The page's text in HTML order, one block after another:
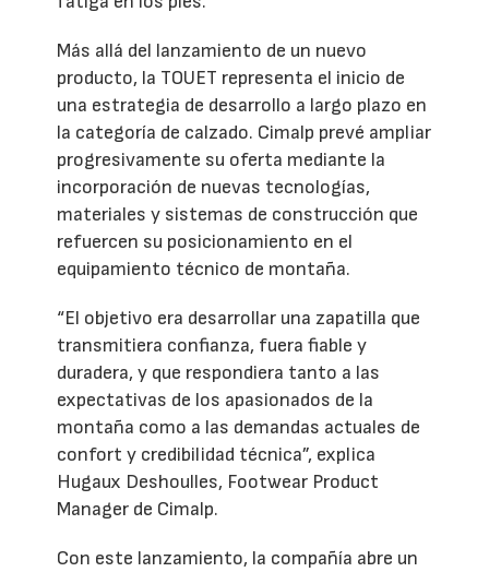
Más allá del lanzamiento de un nuevo
producto, la TOUET representa el inicio de
una estrategia de desarrollo a largo plazo en
la categoría de calzado. Cimalp prevé ampliar
progresivamente su oferta mediante la
incorporación de nuevas tecnologías,
materiales y sistemas de construcción que
refuercen su posicionamiento en el
equipamiento técnico de montaña.
“El objetivo era desarrollar una zapatilla que
transmitiera confianza, fuera fiable y
duradera, y que respondiera tanto a las
expectativas de los apasionados de la
montaña como a las demandas actuales de
confort y credibilidad técnica”, explica
Hugaux Deshoulles, Footwear Product
Manager de Cimalp.
Con este lanzamiento, la compañía abre un